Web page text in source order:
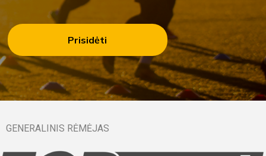
Prisidėti
GENERALINIS RĖMĖJAS